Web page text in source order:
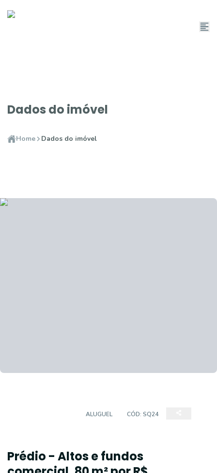
Dados do imóvel
Home Dados do imóvel
ALUGUEL CÓD: SQ24
Prédio - Altos e fundos